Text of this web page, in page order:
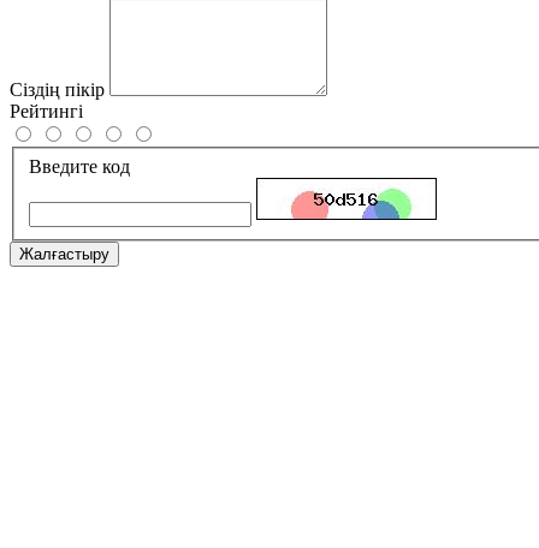
Сіздің пікір
Рейтингі
Введите код
Жалғастыру